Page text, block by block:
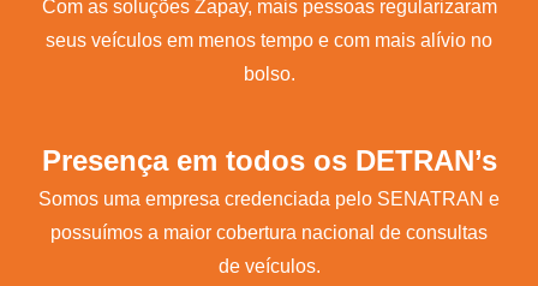
Com as soluções Zapay, mais pessoas regularizaram
seus veículos em menos tempo e com mais alívio no
bolso.
Presença em todos os DETRAN’s
Somos uma empresa credenciada pelo SENATRAN e
possuímos a maior cobertura nacional de consultas
de veículos.